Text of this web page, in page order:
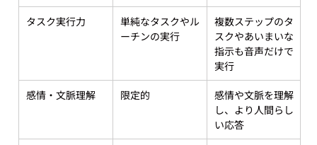
タスク実行力
単純なタスクやル
ーチンの実行
複数ステップのタ
スクやあいまいな
指示も音声だけで
実行
感情・文脈理解 限定的
感情や文脈を理解
し、より人間らし
い応答